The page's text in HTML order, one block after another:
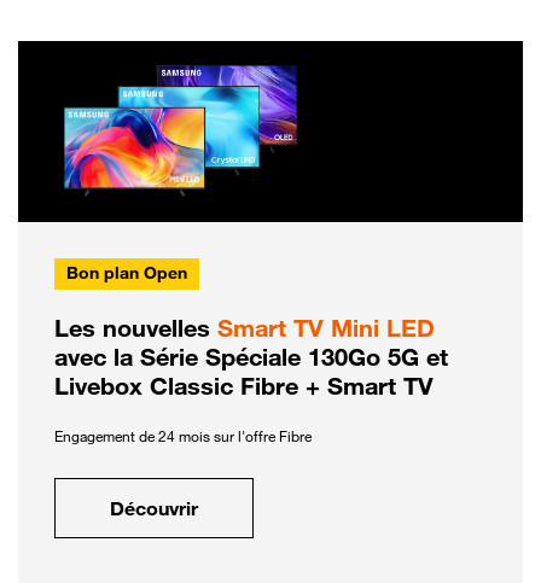
Bon plan Open
Les nouvelles Smart TV Mini LED
avec la Série Spéciale 130Go 5G et
Livebox Classic Fibre + Smart TV
Engagement de 24 mois sur l'offre Fibre
Découvrir